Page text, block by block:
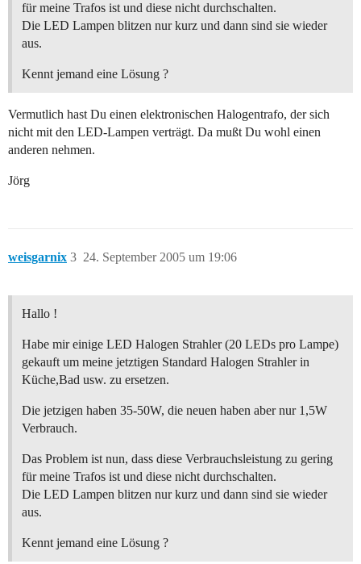
für meine Trafos ist und diese nicht durchschalten.
Die LED Lampen blitzen nur kurz und dann sind sie wieder
aus.
Kennt jemand eine Lösung ?
Vermutlich hast Du einen elektronischen Halogentrafo, der sich
nicht mit den LED-Lampen verträgt. Da mußt Du wohl einen
anderen nehmen.
Jörg
weisgarnix 24. September 2005 um 19:06
3
Hallo !
Habe mir einige LED Halogen Strahler (20 LEDs pro Lampe)
gekauft um meine jetztigen Standard Halogen Strahler in
Küche,Bad usw. zu ersetzen.
Die jetzigen haben 35-50W, die neuen haben aber nur 1,5W
Verbrauch.
Das Problem ist nun, dass diese Verbrauchsleistung zu gering
für meine Trafos ist und diese nicht durchschalten.
Die LED Lampen blitzen nur kurz und dann sind sie wieder
aus.
Kennt jemand eine Lösung ?